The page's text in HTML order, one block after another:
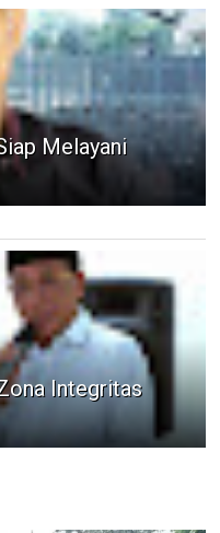
Melayani
Integritas